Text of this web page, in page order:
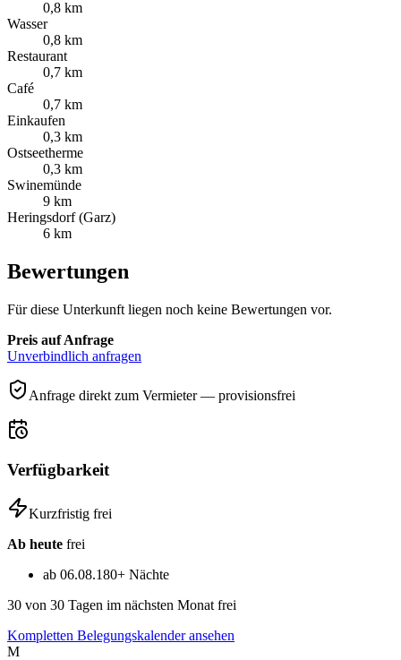
0,8 km
Wasser
0,8 km
Restaurant
0,7 km
Café
0,7 km
Einkaufen
0,3 km
Ostseetherme
0,3 km
Swinemünde
9 km
Heringsdorf (Garz)
6 km
Bewertungen
Für diese Unterkunft liegen noch keine Bewertungen vor.
Preis auf Anfrage
Unverbindlich anfragen
Anfrage direkt zum Vermieter — provisionsfrei
Verfügbarkeit
Kurzfristig frei
Ab heute frei
ab 06.08.180+ Nächte
30 von 30 Tagen im nächsten Monat frei
Kompletten Belegungskalender ansehen
M